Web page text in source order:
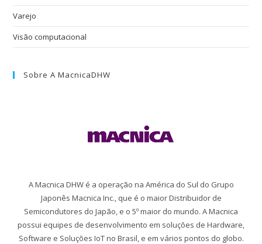
Varejo
Visão computacional
Sobre A MacnicaDHW
A Macnica DHW é a operação na América do Sul do Grupo
Japonês Macnica Inc., que é o maior Distribuidor de
Semicondutores do Japão, e o 5º maior do mundo. A Macnica
possui equipes de desenvolvimento em soluções de Hardware,
Software e Soluções IoT no Brasil, e em vários pontos do globo.